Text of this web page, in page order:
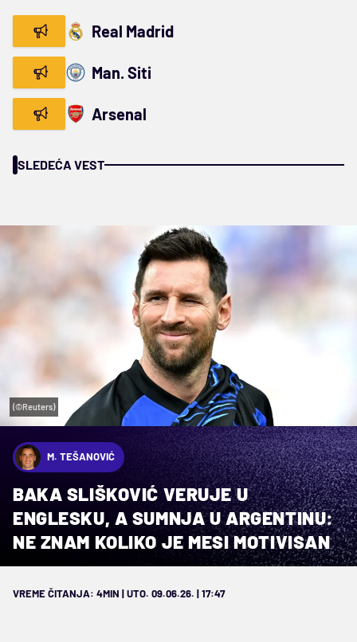
Real Madrid
Man. Siti
Arsenal
SLEDEĆA VEST
(©Reuters)
M. TEŠANOVIĆ
BAKA SLIŠKOVIĆ VERUJE U
ENGLESKU, A SUMNJA U ARGENTINU:
NE ZNAM KOLIKO JE MESI MOTIVISAN
VREME ČITANJA: 4MIN | UTO. 09.06.26. | 17:47